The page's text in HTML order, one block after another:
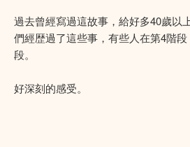
過去曾經寫過這故事，給好多40歲以
們經歴過了這些事，有些人在第4階
段。
好深刻的感受。